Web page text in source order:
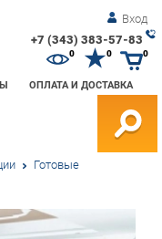
Вход
+7 (343) 383-57-83
ОПЛАТА И ДОСТАВКА
0 0
Готовые